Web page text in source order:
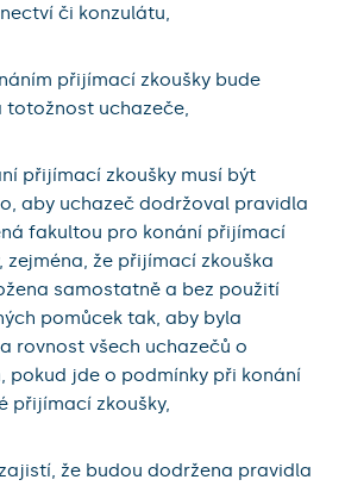
či konzulátu,
přijímací zkoušky bude
totožnost uchazeče,
přijímací zkoušky musí být
aby uchazeč dodržoval pravidla
fakultou pro konání přijímací
zejména, že přijímací zkouška
samostatně a bez použití
pomůcek tak, aby byla
rovnost všech uchazečů o
pokud jde o podmínky při konání
přijímací zkoušky,
že budou dodržena pravidla